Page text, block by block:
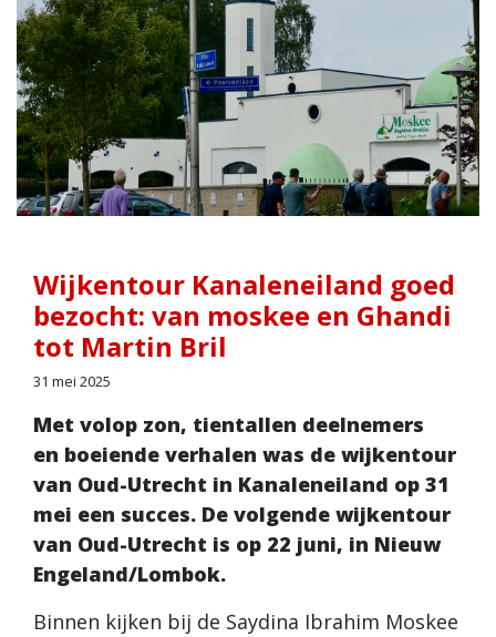
Wijkentour Kanaleneiland goed
bezocht: van moskee en Ghandi
tot Martin Bril
31 mei 2025
Met volop zon, tientallen deelnemers
en boeiende verhalen was de wijkentour
van Oud-Utrecht in Kanaleneiland op 31
mei een succes. De volgende wijkentour
van Oud-Utrecht is op 22 juni, in Nieuw
Engeland/Lombok.
Binnen kijken bij de Saydina Ibrahim Moskee